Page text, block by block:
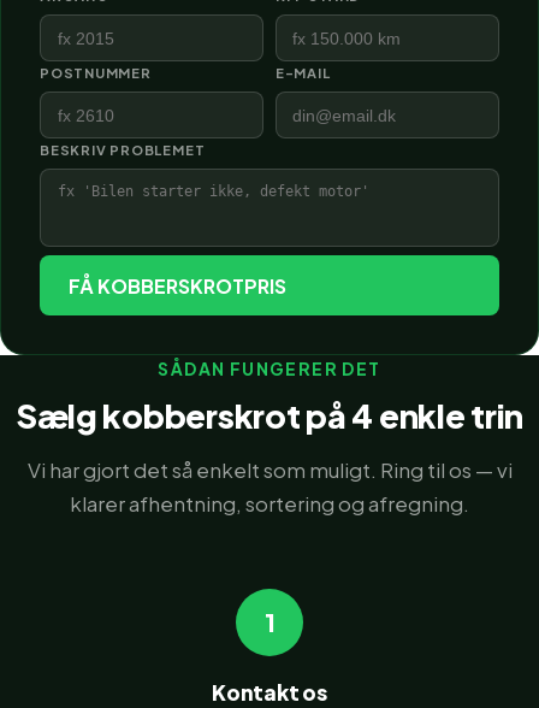
POSTNUMMER E-MAIL
BESKRIV PROBLEMET
FÅ KOBBERSKROTPRIS
SÅDAN FUNGERER DET
Sælg kobberskrot på 4 enkle trin
Vi har gjort det så enkelt som muligt. Ring til os — vi
klarer afhentning, sortering og afregning.
1
Kontakt os